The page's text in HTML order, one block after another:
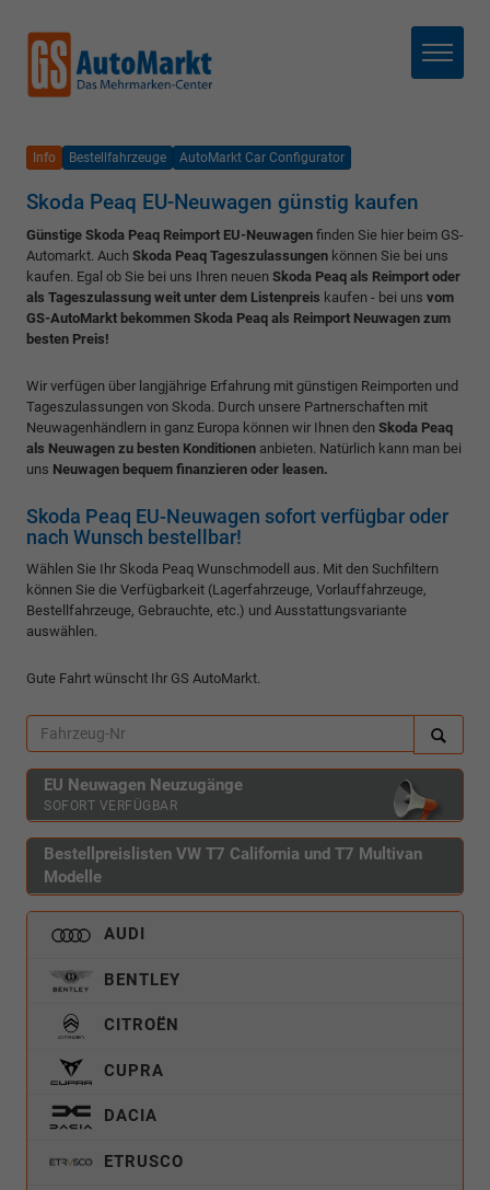
Menü
Info Bestellfahrzeuge AutoMarkt Car Configurator
Skoda Peaq EU-Neuwagen günstig kaufen
Günstige Skoda Peaq Reimport EU-Neuwagen finden Sie hier beim GS-
Automarkt. Auch Skoda Peaq Tageszulassungen können Sie bei uns
kaufen. Egal ob Sie bei uns Ihren neuen Skoda Peaq als Reimport oder
als Tageszulassung weit unter dem Listenpreis kaufen - bei uns vom
GS-AutoMarkt bekommen Skoda Peaq als Reimport Neuwagen zum
besten Preis!
Wir verfügen über langjährige Erfahrung mit günstigen Reimporten und
Tageszulassungen von Skoda. Durch unsere Partnerschaften mit
Neuwagenhändlern in ganz Europa können wir Ihnen den Skoda Peaq
als Neuwagen zu besten Konditionen anbieten. Natürlich kann man bei
uns Neuwagen bequem finanzieren oder leasen.
Skoda Peaq EU-Neuwagen sofort verfügbar oder
nach Wunsch bestellbar!
Wählen Sie Ihr Skoda Peaq Wunschmodell aus. Mit den Suchfiltern
können Sie die Verfügbarkeit (Lagerfahrzeuge, Vorlauffahrzeuge,
Bestellfahrzeuge, Gebrauchte, etc.) und Ausstattungsvariante
auswählen.
Gute Fahrt wünscht Ihr GS AutoMarkt.
EU Neuwagen Neuzugänge
SOFORT VERFÜGBAR
Bestellpreislisten VW T7 California und T7 Multivan
Modelle
AUDI
BENTLEY
CITROËN
CUPRA
DACIA
ETRUSCO